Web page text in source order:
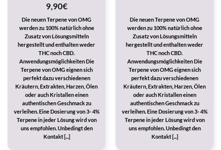
9,90€
Die neuen Terpene von OMG
werden zu 100% natürlich ohne
Zusatz von Lösungsmitteln
hergestellt und enthalten weder
THC noch CBD.
Anwendungsmöglichkeiten Die
Terpene von OMG eignen sich
perfekt dazu verschiedenen
Kräutern, Extrakten, Harzen, Ölen
oder auch Kristallen einen
authentischen Geschmack zu
verleihen. Eine Dosierung von 3- 4%
Terpene in jeder Lösung wird von
uns empfohlen. Unbedingt den
Kontakt [...]
Die neuen Terpene von OMG
werden zu 100% natürlich ohne
Zusatz von Lösungsmitteln
hergestellt und enthalten weder
THC noch CBD.
Anwendungsmöglichkeiten Die
Terpene von OMG eignen sich
perfekt dazu verschiedenen
Kräutern, Extrakten, Harzen, Ölen
oder auch Kristallen einen
authentischen Geschmack zu
verleihen. Eine Dosierung von 3- 4%
Terpene in jeder Lösung wird von
uns empfohlen. Unbedingt den
Kontakt [...]